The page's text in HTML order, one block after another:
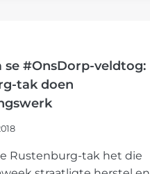
se #OnsDorp-veldtog:
tak doen
Rustenburg-tak het die